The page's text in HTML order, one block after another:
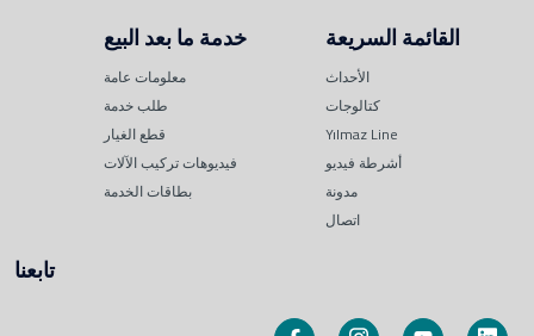
القائمة السريعة
الأحداث
كتالوجات
Yılmaz Line
أشرطة فيديو
مدونة
اتصال
خدمة ما بعد البيع
معلومات عامة
طلب خدمة
قطع الغيار
فيديوهات تركيب الآلات
بطاقات الخدمة
تابعنا